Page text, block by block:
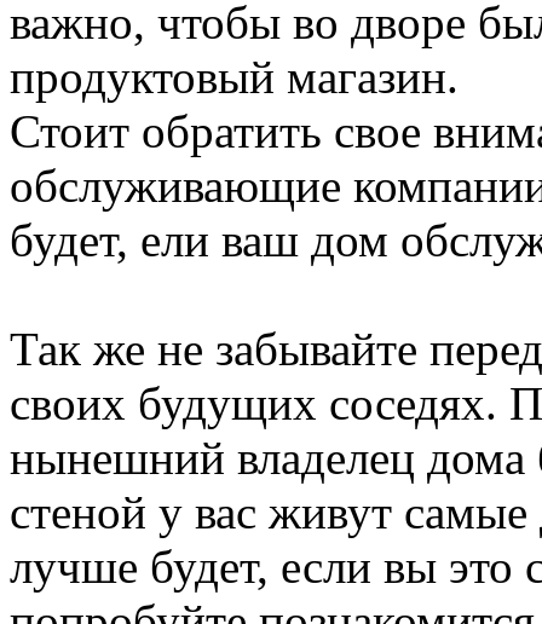
важно, чтобы во дворе
продуктовый магазин.
Стоит обратить свое
обслуживающие
будет, ели ваш дом
Так же не забывайте
своих будущих соседях.
нынешний владелец дома
стеной у вас живут
лучше будет, если вы это